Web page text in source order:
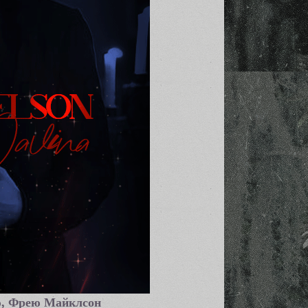
Фрею Майклсон